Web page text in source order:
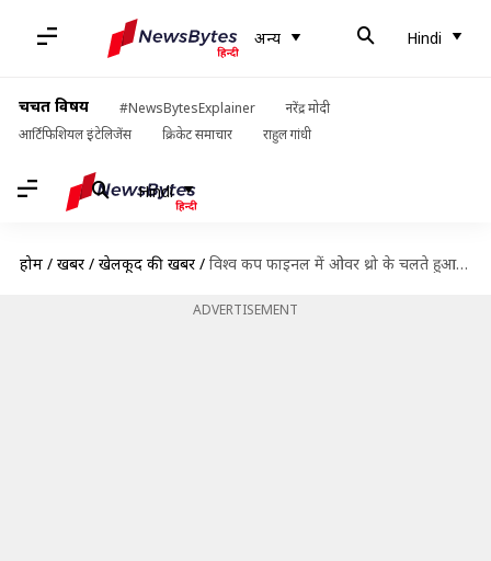
अन्य Hindi
चर्चित विषय #NewsBytesExplainer
नरेंद्र मोदी
आर्टिफिशियल इंटेलिजेंस
क्रिकेट समाचार राहुल गांधी
Hindi
होम / खबरें / खेलकूद की खबरें / विश्व कप फाइनल में ओवर थ्रो के चलते हुआ था बड़ा विवाद, बदल सकता है नियम
ADVERTISEMENT